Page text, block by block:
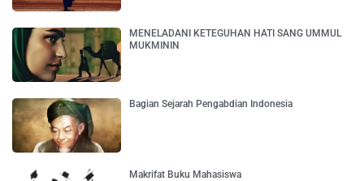
MENELADANI KETEGUHAN HATI SANG UMMUL
MUKMININ
Bagian Sejarah Pengabdian Indonesia
Makrifat Buku Mahasiswa